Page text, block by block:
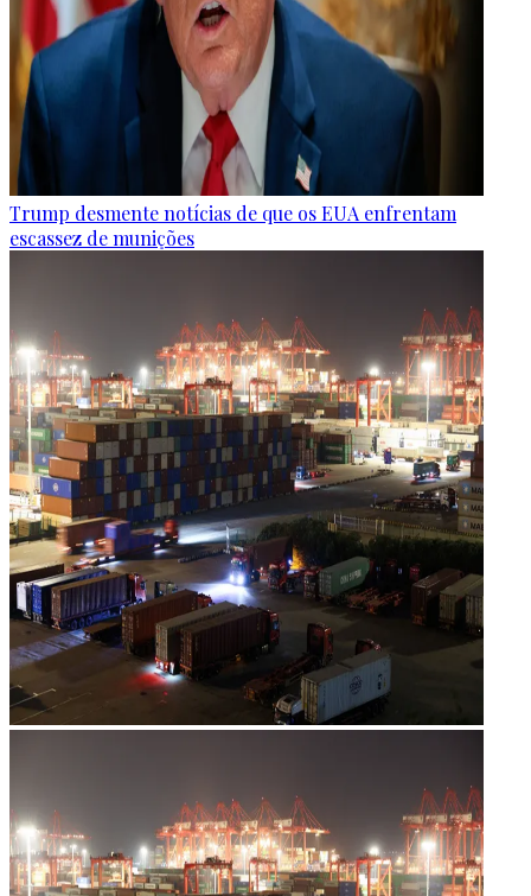
Trump desmente notícias de que os EUA enfrentam
escassez de munições